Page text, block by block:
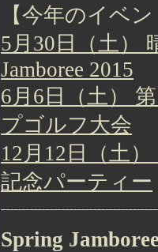
【今年のイベ
5月30日（土）
Jamboree 2015
6月6日（土）
プゴルフ大会
12月12日（土
記念パーティー
Spring